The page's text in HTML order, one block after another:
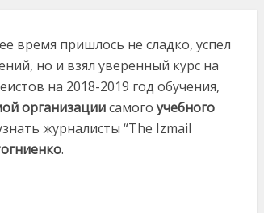
время пришлось не сладко, успел
но и взял уверенный курс на
на 2018-2019 год обучения,
организациисамого учебного
журналисты “The Izmail
.